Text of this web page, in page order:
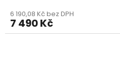
6 190,08 Kč bez DPH
7 490 Kč